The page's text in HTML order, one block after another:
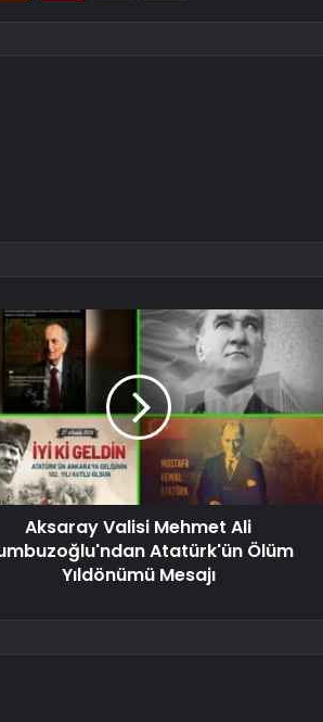
Aksaray Valisi Mehmet Ali
Atatürk'ün Ölüm
Yıldönümü Mesajı